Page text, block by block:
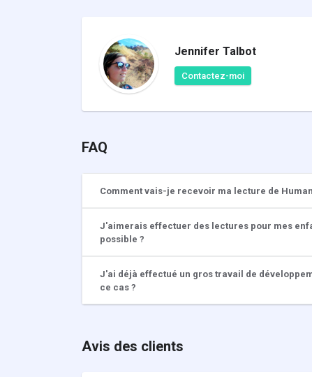
Jennifer Talbot
Contactez-moi
FAQ
Comment vais-je recevoir ma lecture de
J'aimerais effectuer des lectures pour mes
possible ?
J'ai déjà effectué un gros travail de
ce cas ?
Avis des clients